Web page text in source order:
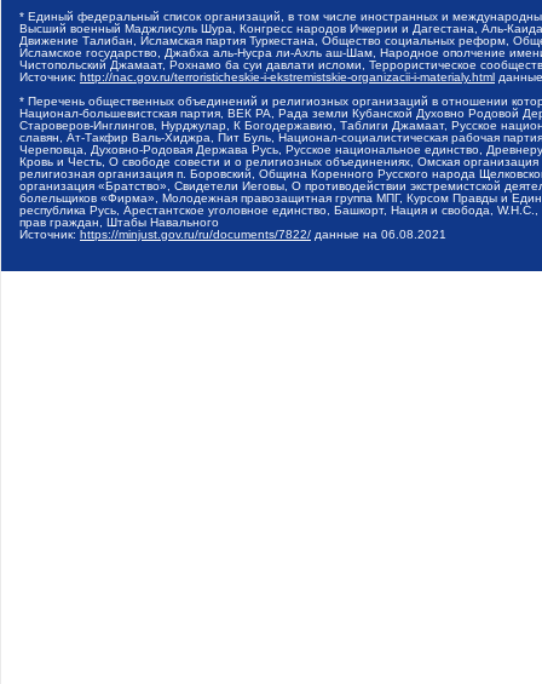
* Единый федеральный список организаций, в том числе иностранных и
Высший военный Маджлисуль Шура, Конгресс народов Ичкерии и Дагестана, Аль-
Движение Талибан, Исламская партия Туркестана, Общество социальных реформ,
Исламское государство, Джабха аль-Нусра ли-Ахль аш-Шам, Народное ополчение
Чистопольский Джамаат, Рохнамо ба суи давлати исломи, Террористическое
Источник: http://nac.gov.ru/terroristicheskie-i-ekstremistskie-organizacii-i-materialy.html
* Перечень общественных объединений и религиозных организаций в отношении
Национал-большевистская партия, ВЕК РА, Рада земли Кубанской Духовно Родовой
Староверов-Инглингов, Нурджулар, К Богодержавию, Таблиги Джамаат, Русское
славян, Ат-Такфир Валь-Хиджра, Пит Буль, Национал-социалистическая рабочая
Череповца, Духовно-Родовая Держава Русь, Русское национальное единство,
Кровь и Честь, О свободе совести и о религиозных объединениях, Омская
религиозная организация п. Боровский, Община Коренного Русского народа
организация «Братство», Свидетели Иеговы, О противодействии экстремистской
болельщиков «Фирма», Молодежная правозащитная группа МПГ, Курсом Правды и
республика Русь, Арестантское уголовное единство, Башкорт, Нация и свобода,
прав граждан, Штабы Навального
Источник: https://minjust.gov.ru/ru/documents/7822/ данные на 06.08.2021